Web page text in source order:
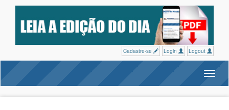
Cadastre-se Login Logout